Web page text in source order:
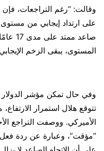
وقالت: “رغم التراجعات، فإن
صاعد
المستوى، يبقى الزخم الإيجابي
تتوقع هلال استمرار
الأميركي. ووصفت التراجع
“مؤقت”، وعبارة عن ردة